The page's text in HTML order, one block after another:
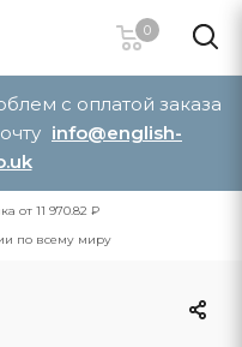
0
с оплатой заказа
info@english-
от 11 970.82 ₽
по всему миру